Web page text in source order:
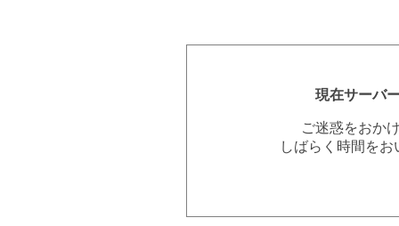
現在サーバ
ご迷惑をおか
しばらく時間を